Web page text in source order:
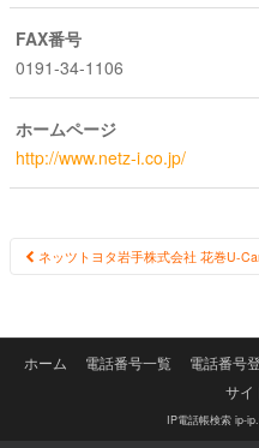
FAX番号
0191-34-1106
ホームページ
http://www.netz-i.co.jp/
Post
ネッツトヨタ岩手株式会社 花巻U-
ホーム 電話番号一覧 電話番号
サイ
IP電話帳検索 ip-